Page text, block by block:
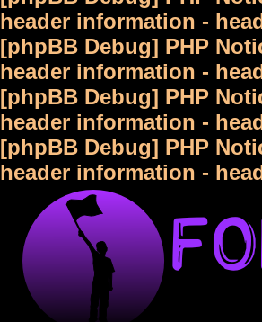
header information -
[phpBB Debug] PHP
header information -
[phpBB Debug] PHP
header information -
[phpBB Debug] PHP
header information -